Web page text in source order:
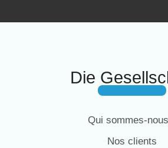
Die
Qui sommes-
Nos clients